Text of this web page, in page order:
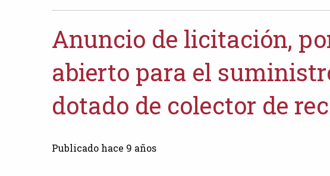
Anuncio de licitación,
abierto para el
dotado de colector de
Publicado hace 9 años